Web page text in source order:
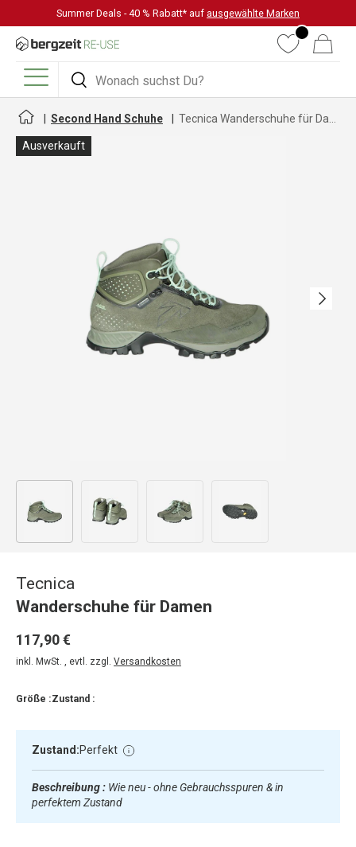
DIREKT ZUM INHALT
Summer Deals - 40 % Rabatt* auf ausgewählte Marken
Suchen
Suchen
WunschlisteWarenkorb
Menü
Second Hand Schuhe
Ausverkauft
Nächste
Bild 1 in Galerieansicht laden
Tecnica
Wanderschuhe für Damen
117,90 €
inkl. MwSt. , evtl. zzgl. Versandkosten
Größe :Zustand :
Zustand:Perfekt
Beschreibung : Wie neu - ohne Gebrauchsspuren & in
perfektem Zustand